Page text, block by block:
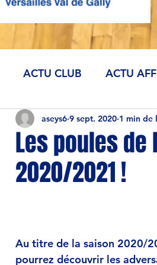
ACTU CLUB ACTU
Les poules de
2020/2021 !
aseys6 9 sept. 2020 1 min de
Au titre de la saison 2020/
pourrez découvrir les